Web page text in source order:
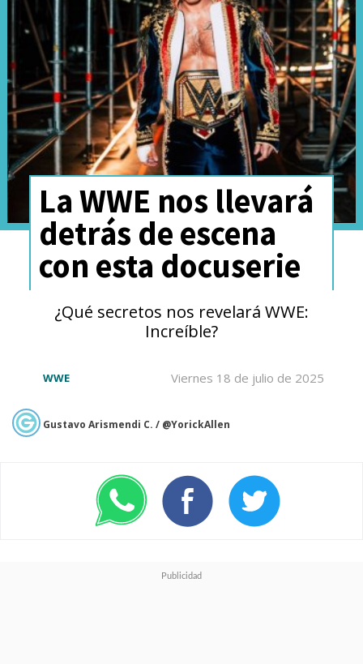
luchadoras por Nia Jax.
De San Fernando, Chile, al
#RoyalRumble. Es DOÑA
Stephanie Vaquer
Emociona!!!!!
pic.twitter.com/rq9Mwgo1nq
Todas las novedades de la lucha
libre mundial las encuentran
enDos Dos Solo Dos.
La WWE nos llevará
detrás de escena
con esta docuserie
¿Qué secretos nos revelará WWE:
Increíble?
Viernes 18 de julio de 2025
WWE
Gustavo Arismendi C. / @YorickAllen